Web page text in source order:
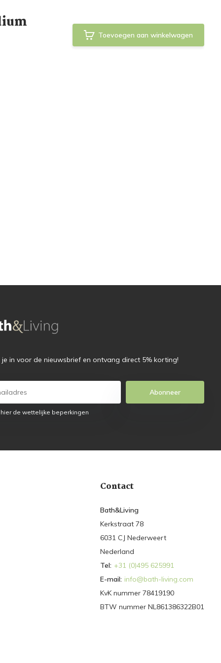
Toevoegen aan winkelwagen
je in voor de nieuwsbrief en ontvang direct 5% korting!
Abonneer
de wettelijke beperkingen
Contact
Bath&Living
Kerkstraat 78
6031 CJ Nederweert
Nederland
Tel: +31 (0)495 625991
E-mail: info@bath-living.com
KvK nummer 78419190
BTW nummer NL861386322B01